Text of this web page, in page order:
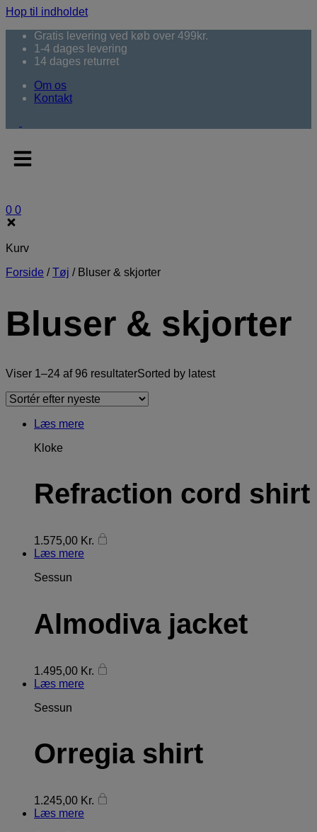
Hop til indholdet
Gratis levering ved køb over 499kr.
1-4 dages levering
14 dages returret
Om os
Kontakt
0 0
Kurv
Forside /Tøj / Bluser & skjorter
Bluser & skjorter
Viser 1–24 af 96 resultaterSorted by latest
Læs mere
Kloke
Refraction cord shirt
1.575,00 Kr.
Læs mere
Sessun
Almodiva jacket
1.495,00 Kr.
Læs mere
Sessun
Orregia shirt
1.245,00 Kr.
Læs mere